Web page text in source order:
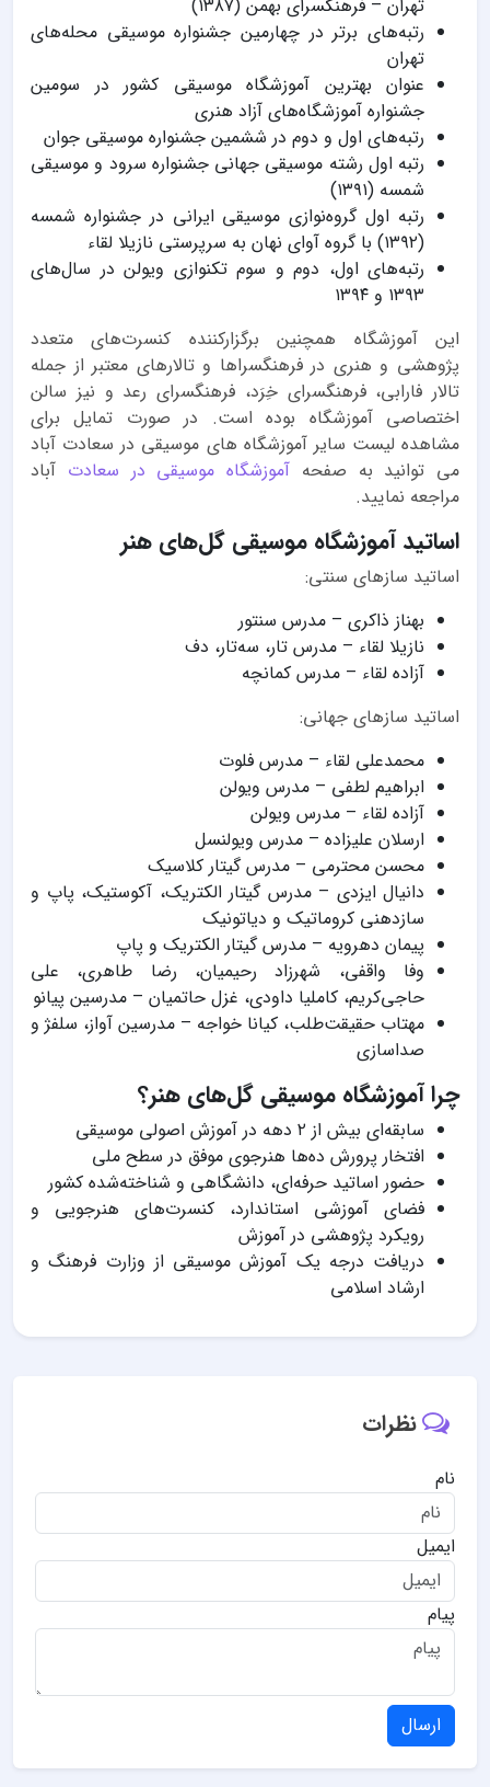
تهران – فرهنگسرای بهمن (۱۳۸۷)
رتبه‌های برتر در چهارمین جشنواره موسیقی محله‌های
تهران
عنوان بهترین آموزشگاه موسیقی کشور در سومین
جشنواره آموزشگاه‌های آزاد هنری
رتبه‌های اول و دوم در ششمین جشنواره موسیقی جوان
رتبه اول رشته موسیقی جهانی جشنواره سرود و موسیقی
شمسه (۱۳۹۱)
رتبه اول گروه‌نوازی موسیقی ایرانی در جشنواره شمسه
(۱۳۹۲) با گروه آوای نهان به سرپرستی نازیلا لقاء
رتبه‌های اول، دوم و سوم تکنوازی ویولن در سال‌های
۱۳۹۳ و ۱۳۹۴
این آموزشگاه همچنین برگزارکننده کنسرت‌های متعدد
پژوهشی و هنری در فرهنگسراها و تالارهای معتبر از جمله
تالار فارابی، فرهنگسرای خِرَد، فرهنگسرای رعد و نیز سالن
اختصاصی آموزشگاه بوده است. در صورت تمایل برای
مشاهده لیست سایر آموزشگاه های موسیقی در سعادت آباد
می توانید به صفحه آموزشگاه موسیقی در سعادت آباد
مراجعه نمایید.
اساتید آموزشگاه موسیقی گل‌های هنر
اساتید سازهای سنتی:
بهناز ذاکری – مدرس سنتور
نازیلا لقاء – مدرس تار، سه‌تار، دف
آزاده لقاء – مدرس کمانچه
اساتید سازهای جهانی:
محمدعلی لقاء – مدرس فلوت
ابراهیم لطفی – مدرس ویولن
آزاده لقاء – مدرس ویولن
ارسلان علیزاده – مدرس ویولنسل
محسن محترمی – مدرس گیتار کلاسیک
دانیال ایزدی – مدرس گیتار الکتریک، آکوستیک، پاپ و
سازدهنی کروماتیک و دیاتونیک
پیمان دهرویه – مدرس گیتار الکتریک و پاپ
وفا واقفی، شهرزاد رحیمیان، رضا طاهری، علی
حاجی‌کریم، کاملیا داودی، غزل حاتمیان – مدرسین پیانو
مهتاب حقیقت‌طلب، کیانا خواجه – مدرسین آواز، سلفژ و
صداسازی
چرا آموزشگاه موسیقی گل‌های هنر؟
سابقه‌ای بیش از ۲ دهه در آموزش اصولی موسیقی
افتخار پرورش ده‌ها هنرجوی موفق در سطح ملی
حضور اساتید حرفه‌ای، دانشگاهی و شناخته‌شده کشور
فضای آموزشی استاندارد، کنسرت‌های هنرجویی و
رویکرد پژوهشی در آموزش
دریافت درجه یک آموزش موسیقی از وزارت فرهنگ و
ارشاد اسلامی
نظرات
نام
ایمیل
پیام
ارسال